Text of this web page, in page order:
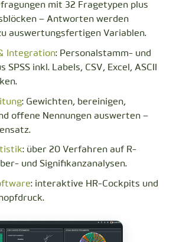
mit 32 Fragetypen plus
– Antworten werden
auswertungsfertigen Variablen.
Integration: Personalstamm- und
SPSS inkl. Labels, CSV, Excel, ASCII
: Gewichten, bereinigen,
offene Nennungen auswerten –
: über 20 Verfahren auf R-
und Signifikanzanalysen.
: interaktive HR-Cockpits und